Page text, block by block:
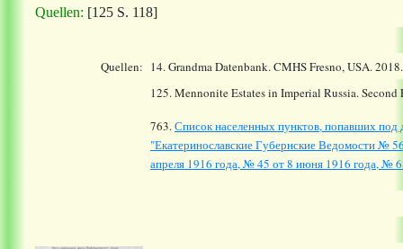
Quellen: [125 S. 118]
Quellen: 14.Grandma Datenbank. CMHS Fresno, USA.
125. Mennonite Estates in Imperial Russia.
763.Список населенных пунктов, попавших под
"Екатеринославские Губернские Ведомости №
апреля 1916 года, № 45 от 8 июня 1916 года, №